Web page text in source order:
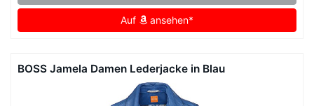
Auf ansehen*
BOSS Jamela Damen Lederjacke in Blau